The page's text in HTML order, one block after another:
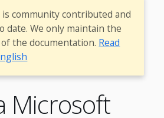
community contributed and
date. We only maintain the
the documentation. Read
Microsoft